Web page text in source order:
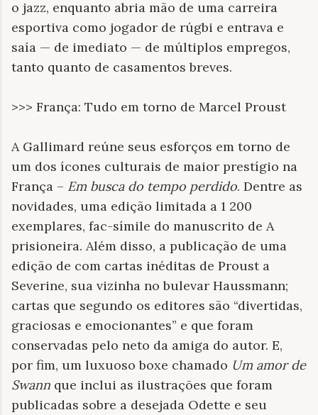
o jazz, enquanto abria mão de uma carreira
esportiva como jogador de rúgbi e entrava e
saía — de imediato — de múltiplos empregos,
tanto quanto de casamentos breves.
>>> França: Tudo em torno de Marcel Proust
A Gallimard reúne seus esforços em torno de
um dos ícones culturais de maior prestígio na
França – Em busca do tempo perdido. Dentre as
novidades, uma edição limitada a 1 200
exemplares, fac-símile do manuscrito de A
prisioneira. Além disso, a publicação de uma
edição de com cartas inéditas de Proust a
Severine, sua vizinha no bulevar Haussmann;
cartas que segundo os editores são “divertidas,
graciosas e emocionantes” e que foram
conservadas pelo neto da amiga do autor. E,
por fim, um luxuoso boxe chamado Um amor de
Swann que inclui as ilustrações que foram
publicadas sobre a desejada Odette e seu